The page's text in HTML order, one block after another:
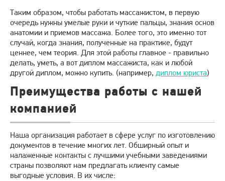
Таким образом, чтобы работать массажистом, в первую
очередь нужны умелые руки и чуткие пальцы, знания основ
анатомии и приемов массажа. Более того, это именно тот
случай, когда знания, полученные на практике, будут
ценнее, чем теория. Для этой работы главное - правильно
делать, уметь, а вот диплом массажиста, как и любой
другой диплом, можно купить. (например, диплом юриста)
Преимущества работы с нашей
компанией
Наша организация работает в сфере услуг по изготовлению
документов в течение многих лет. Обширный опыт и
налаженные контакты с лучшими учебными заведениями
страны позволяют нам предлагать клиенту самые
выгодные условия. В их числе: